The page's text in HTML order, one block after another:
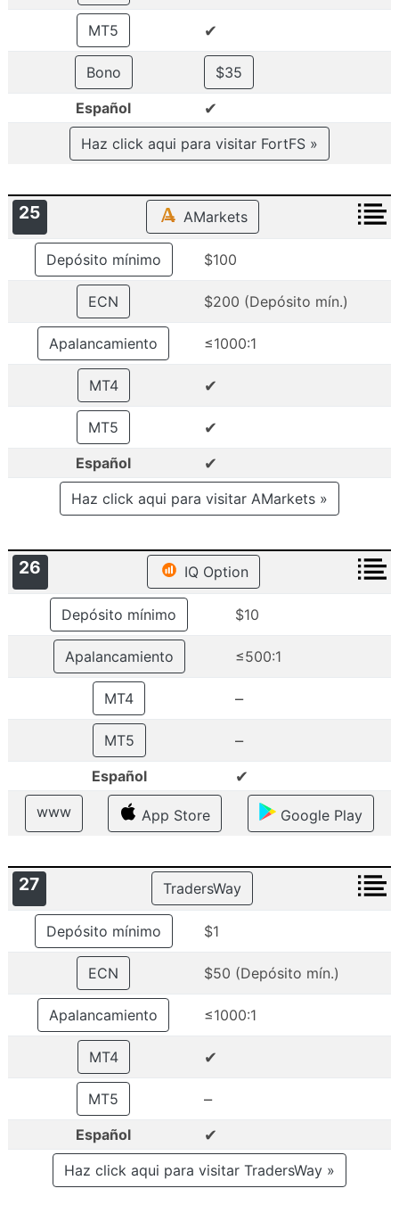
MT5 ✔
Bono
$35
Español
✔
Haz click aqui para visitar FortFS »
25 AMarkets
Depósito mínimo $100
ECN $200 (Depósito mín.)
Apalancamiento ≤1000:1
MT4 ✔
MT5 ✔
Español ✔
Haz click aqui para visitar AMarkets »
26 IQ Option
Depósito mínimo $10
Apalancamiento ≤500:1
MT4 –
MT5 –
Español ✔
www App Store Google Play
27 TradersWay
Depósito mínimo $1
ECN $50 (Depósito mín.)
Apalancamiento ≤1000:1
MT4 ✔
MT5 –
Español ✔
Haz click aqui para visitar TradersWay »